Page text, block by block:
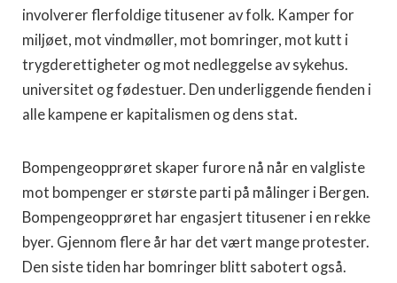
involverer flerfoldige titusener av folk. Kamper for
miljøet, mot vindmøller, mot bomringer, mot kutt i
trygderettigheter og mot nedleggelse av sykehus.
universitet og fødestuer. Den underliggende fienden i
alle kampene er kapitalismen og dens stat.
Bompengeopprøret skaper furore nå når en valgliste
mot bompenger er største parti på målinger i Bergen.
Bompengeopprøret har engasjert titusener i en rekke
byer. Gjennom flere år har det vært mange protester.
Den siste tiden har bomringer blitt sabotert også.